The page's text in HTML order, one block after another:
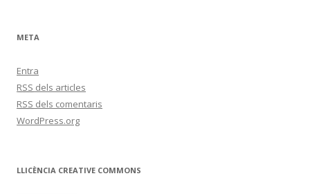
META
Entra
RSS dels articles
RSS dels comentaris
WordPress.org
LLICÈNCIA CREATIVE COMMONS